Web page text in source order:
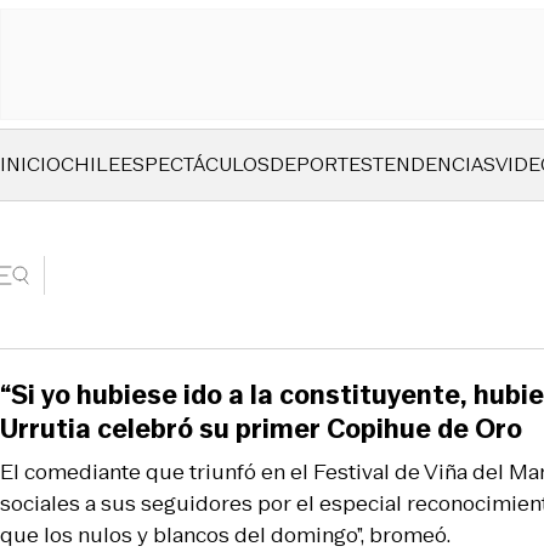
INICIOCHILEESPECTÁCULOSDEPORTESTENDENCIAS
El comediante que triunfó en el Festival de Viña del
sociales a sus seguidores por el especial
que los nulos y blancos del domingo”, bromeó.
“Si yo hubiese ido a la constituyente,
Urrutia celebró su primer Copihue de Oro